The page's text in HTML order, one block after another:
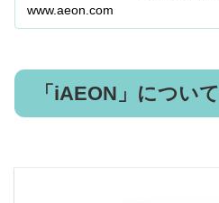
www.aeon.com
「iAEON」について